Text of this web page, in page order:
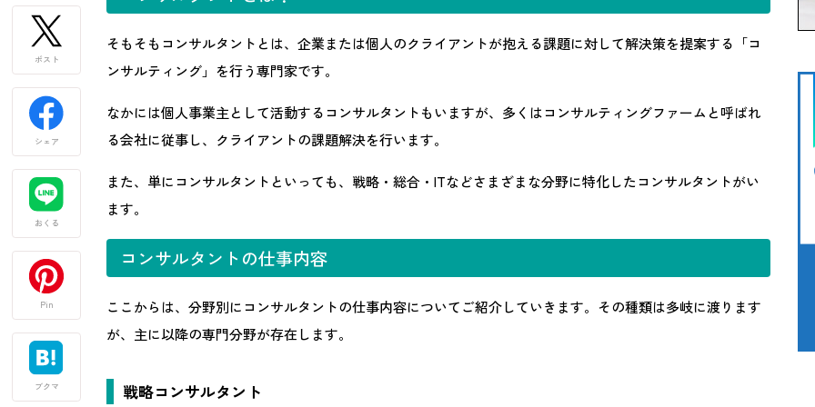
そもそもコンサルタントとは、企業または個人のクライアントが抱える課題に対して解決策を提案する「コ
ンサルティング」を行う専門家です。
なかには個人事業主として活動するコンサルタントもいますが、多くはコンサルティングファームと呼ばれ
る会社に従事し、クライアントの課題解決を行います。
また、単にコンサルタントといっても、戦略・総合・ITなどさまざまな分野に特化したコンサルタントがい
ます。
コンサルタントの仕事内容
ここからは、分野別にコンサルタントの仕事内容についてご紹介していきます。その種類は多岐に渡ります
が、主に以降の専門分野が存在します。
戦略コンサルタント
ポスト
シェア
おくる
Pin
ブクマ